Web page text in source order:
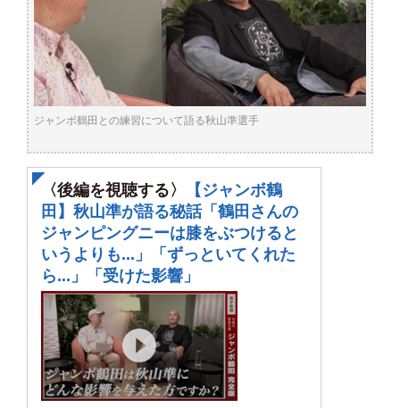
ジャンボ鶴田との練習について語る秋山準選手
〈後編を視聴する〉
【ジャンボ鶴
田】秋山準が語る秘話「鶴田さんの
ジャンピングニーは膝をぶつけると
いうよりも...」「ずっといてくれた
ら...」「受けた影響」